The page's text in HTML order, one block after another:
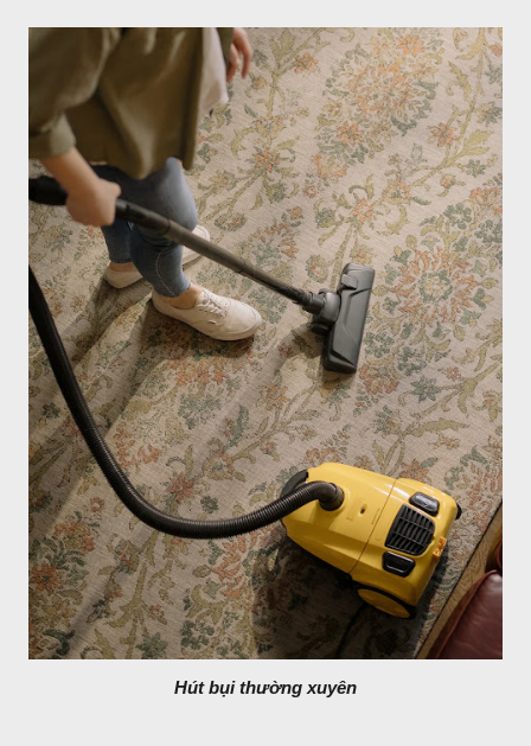
Hút bụi thường xuyên